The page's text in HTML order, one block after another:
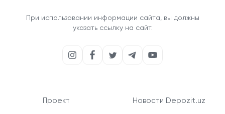
При использовании информации сайта, вы должны
указать ссылку на сайт.
Проект Новости Depozit.uz